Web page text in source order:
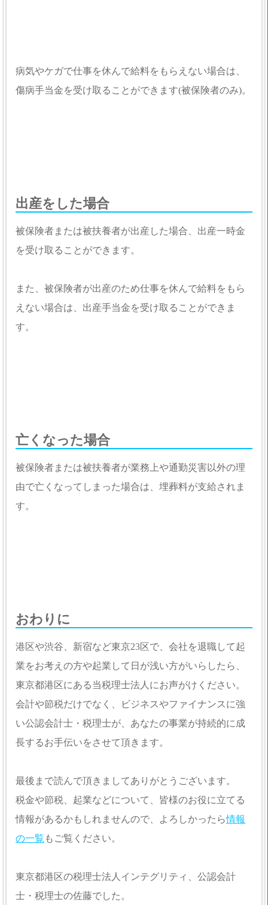
病気やケガで仕事を休んで給料をもらえない場合は、
傷病手当金を受け取ることができます(被保険者のみ)。
出産をした場合
被保険者または被扶養者が出産した場合、出産一時金
を受け取ることができます。
また、被保険者が出産のため仕事を休んで給料をもら
えない場合は、出産手当金を受け取ることができま
す。
亡くなった場合
被保険者または被扶養者が業務上や通勤災害以外の理
由で亡くなってしまった場合は、埋葬料が支給されま
す。
おわりに
港区や渋谷、新宿など東京23区で、会社を退職して起
業をお考えの方や起業して日が浅い方がいらしたら、
東京都港区にある当税理士法人にお声がけください。
会計や節税だけでなく、ビジネスやファイナンスに強
い公認会計士・税理士が、あなたの事業が持続的に成
長するお手伝いをさせて頂きます。
最後まで読んで頂きましてありがとうございます。
税金や節税、起業などについて、皆様のお役に立てる
情報があるかもしれませんので、よろしかったら情報
の一覧 もご覧ください。
東京都港区の税理士法人インテグリティ、公認会計
士・税理士の佐藤でした。